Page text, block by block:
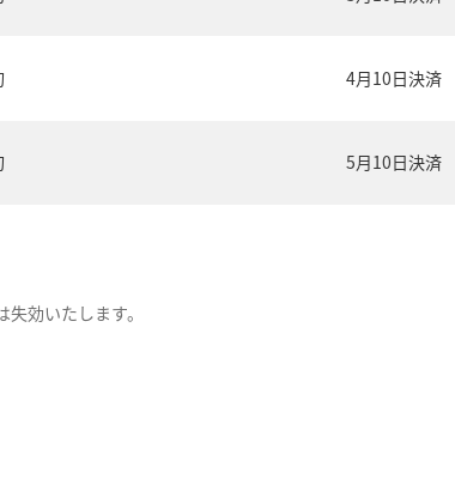
4月10日決済
5月10日決済
効いたします。